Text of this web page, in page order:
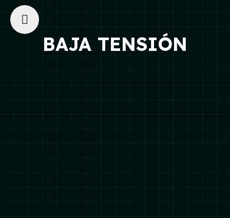
BAJA TENSIÓN